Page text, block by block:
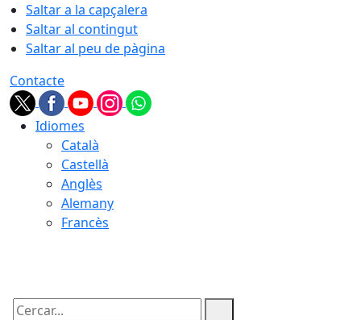
Saltar a la capçalera
Saltar al contingut
Saltar al peu de pàgina
Contacte
Idiomes
Català
Castellà
Anglès
Alemany
Francès